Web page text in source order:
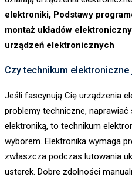
elektroniki, Podstawy
montaż układów
urządzeń elektronicznych
Czy technikum elektroniczne
Jeśli fascynują Cię urządzenia
problemy techniczne,
elektroniką, to technikum
wyborem. Elektronika wymaga
zwłaszcza podczas lutowania
usterek. Dobre zdolności